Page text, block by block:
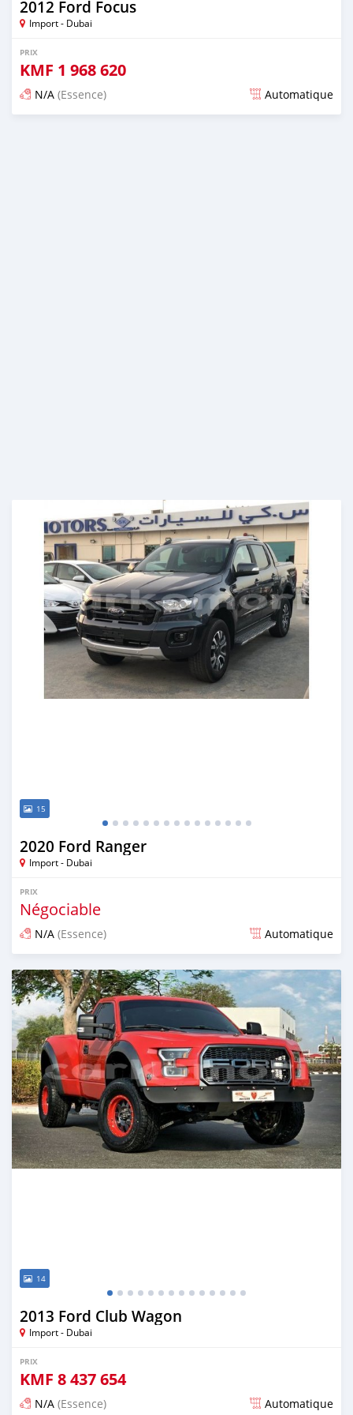
2012 Ford Focus
Import - Dubai
PRIX
KMF 1 968 620
N/A (Essence) Automatique
15
2020 Ford Ranger
Import - Dubai
PRIX
Négociable
N/A (Essence) Automatique
Publié il y a presque 6 ans
14
2013 Ford Club Wagon
Import - Dubai
PRIX
KMF 8 437 654
N/A (Essence) Automatique